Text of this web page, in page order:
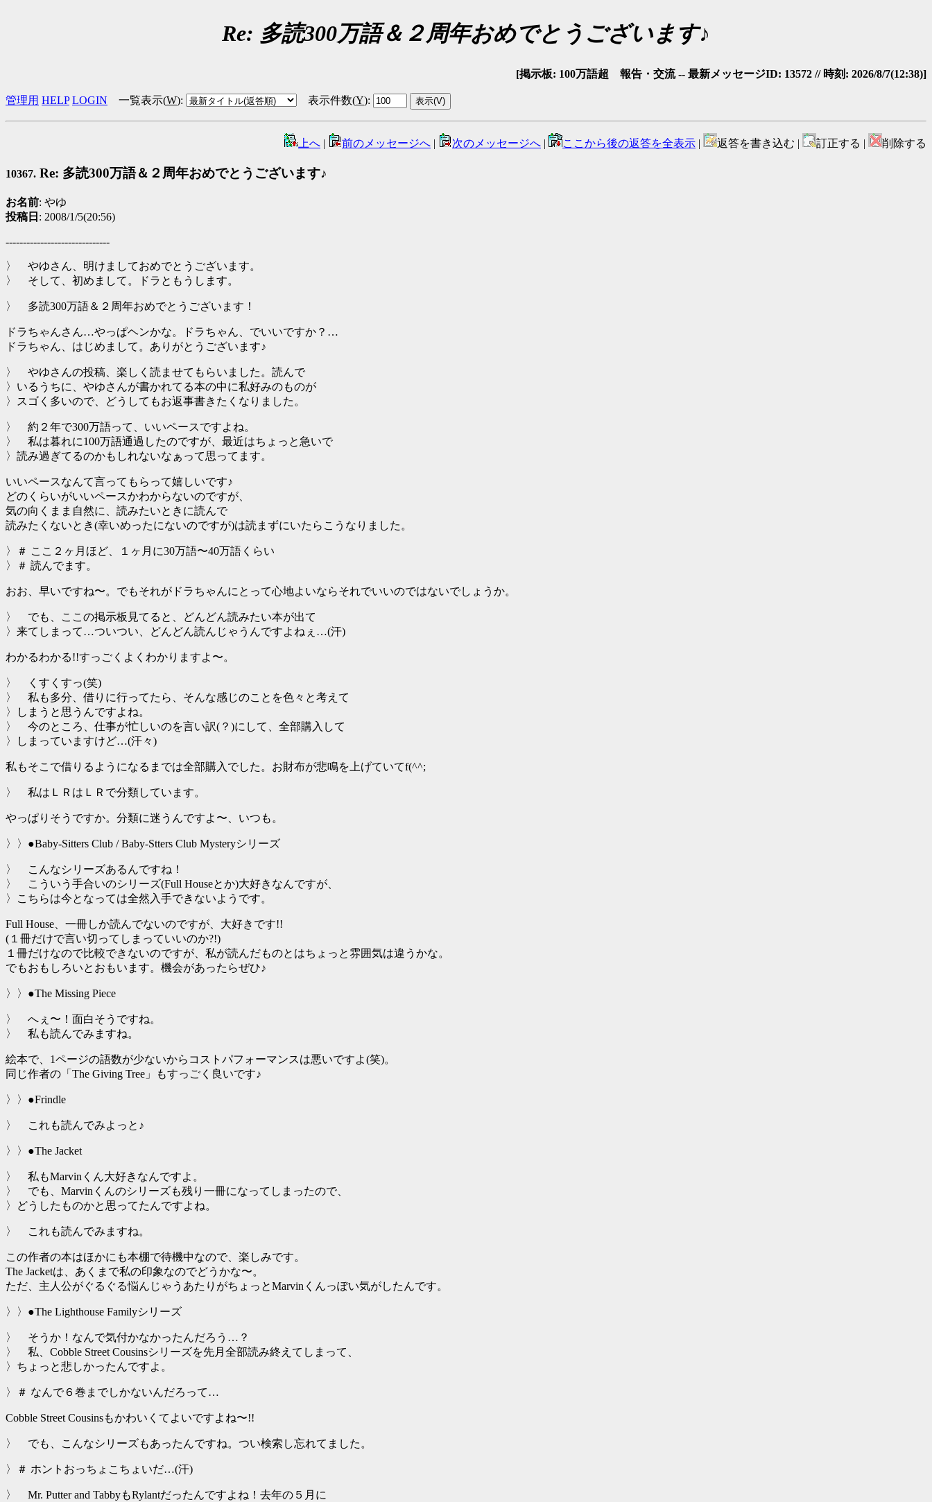
Re: 多読300万語＆２周年おめでとうございます♪
[掲示板: 100万語超 報告・交流 -- 最新メッセージID: 13572 // 時刻: 2026/8/7(12:38)]
管理用 HELP LOGIN 一覧表示(W): 表示件数(Y):
上へ | 前のメッセージへ | 次のメッセージへ | ここから後の返答を全表示 | 返答を書き込む | 訂正する | 削除する
10367. Re: 多読300万語＆２周年おめでとうございます♪
お名前: やゆ
投稿日 : 2008/1/5(20:56)
------------------------------
〉 やゆさん、明けましておめでとうございます。
〉 そして、初めまして。ドラともうします。
〉 多読300万語＆２周年おめでとうございます！
ドラちゃんさん…やっぱヘンかな。ドラちゃん、でいいですか？…
ドラちゃん、はじめまして。ありがとうございます♪
〉 やゆさんの投稿、楽しく読ませてもらいました。読んで
〉いるうちに、やゆさんが書かれてる本の中に私好みのものが
〉スゴく多いので、どうしてもお返事書きたくなりました。
〉 約２年で300万語って、いいペースですよね。
〉 私は暮れに100万語通過したのですが、最近はちょっと急いで
〉読み過ぎてるのかもしれないなぁって思ってます。
いいペースなんて言ってもらって嬉しいです♪
どのくらいがいいペースかわからないのですが、
気の向くまま自然に、読みたいときに読んで
読みたくないとき(幸いめったにないのですが)は読まずにいたらこうなりました。
〉＃ ここ２ヶ月ほど、１ヶ月に30万語〜40万語くらい
〉＃ 読んでます。
おお、早いですね〜。でもそれがドラちゃんにとって心地よいならそれでいいのではないでしょうか。
〉 でも、ここの掲示板見てると、どんどん読みたい本が出て
〉来てしまって…ついつい、どんどん読んじゃうんですよねぇ…(汗)
わかるわかる!!すっごくよくわかりますよ〜。
〉 くすくすっ(笑)
〉 私も多分、借りに行ってたら、そんな感じのことを色々と考えて
〉しまうと思うんですよね。
〉 今のところ、仕事が忙しいのを言い訳(？)にして、全部購入して
〉しまっていますけど…(汗々)
私もそこで借りるようになるまでは全部購入でした。お財布が悲鳴を上げていてf(^^;
〉 私はＬＲはＬＲで分類しています。
やっぱりそうですか。分類に迷うんですよ〜、いつも。
〉〉●Baby-Sitters Club / Baby-Stters Club Mysteryシリーズ
〉 こんなシリーズあるんですね！
〉 こういう手合いのシリーズ(Full Houseとか)大好きなんですが、
〉こちらは今となっては全然入手できないようです。
Full House、一冊しか読んでないのですが、大好きです!!
(１冊だけで言い切ってしまっていいのか?!)
１冊だけなので比較できないのですが、私が読んだものとはちょっと雰囲気は違うかな。
でもおもしろいとおもいます。機会があったらぜひ♪
〉〉●The Missing Piece
〉 へぇ〜！面白そうですね。
〉 私も読んでみますね。
絵本で、1ページの語数が少ないからコストパフォーマンスは悪いですよ(笑)。
同じ作者の「The Giving Tree」もすっごく良いです♪
〉〉●Frindle
〉 これも読んでみよっと♪
〉〉●The Jacket
〉 私もMarvinくん大好きなんですよ。
〉 でも、Marvinくんのシリーズも残り一冊になってしまったので、
〉どうしたものかと思ってたんですよね。
〉 これも読んでみますね。
この作者の本はほかにも本棚で待機中なので、楽しみです。
The Jacketは、あくまで私の印象なのでどうかな〜。
ただ、主人公がぐるぐる悩んじゃうあたりがちょっとMarvinくんっぽい気がしたんです。
〉〉●The Lighthouse Familyシリーズ
〉 そうか！なんで気付かなかったんだろう…？
〉 私、Cobble Street Cousinsシリーズを先月全部読み終えてしまって、
〉ちょっと悲しかったんですよ。
〉＃ なんで６巻までしかないんだろって…
Cobble Street Cousinsもかわいくてよいですよね〜!!
〉 でも、こんなシリーズもあったんですね。つい検索し忘れてました。
〉＃ ホントおっちょこちょいだ…(汗)
〉 Mr. Putter and TabbyもRylantだったんですよね！去年の５月に